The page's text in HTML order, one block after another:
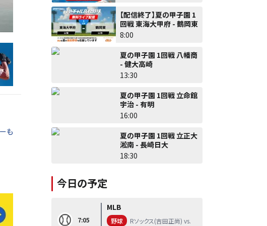
も
【配信終了】夏の甲子園 1
回戦 東海大甲府 - 鶴岡東
8:00
夏の甲子園 1回戦 八幡商
- 健大高崎
13:30
夏の甲子園 1回戦 立命館
宇治 - 有明
16:00
夏の甲子園 1回戦 立正大
淞南 - 長崎日大
18:30
今日の予定
7:05
MLB
野球
Rソックス(吉田正尚) vs.